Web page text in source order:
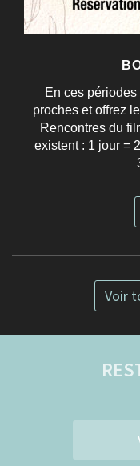
En ces
proches et offrez
Rencontres du
existent : 1 jour =
Voir